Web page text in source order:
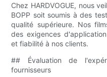
Chez HARDVOGUE, nous
BOPP soit soumis à des
qualité supérieure. Nos
des exigences
et fiabilité à nos clients.
## Évaluation de
fournisseurs